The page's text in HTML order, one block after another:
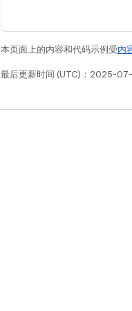
本页面上的内容和代码示例受内
最后更新时间 (UTC)：2025-07-